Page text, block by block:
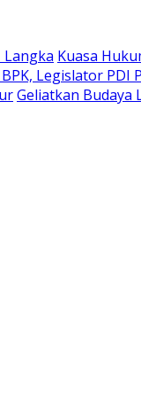
Langka Kuasa
Legislator
Geliatkan Budaya